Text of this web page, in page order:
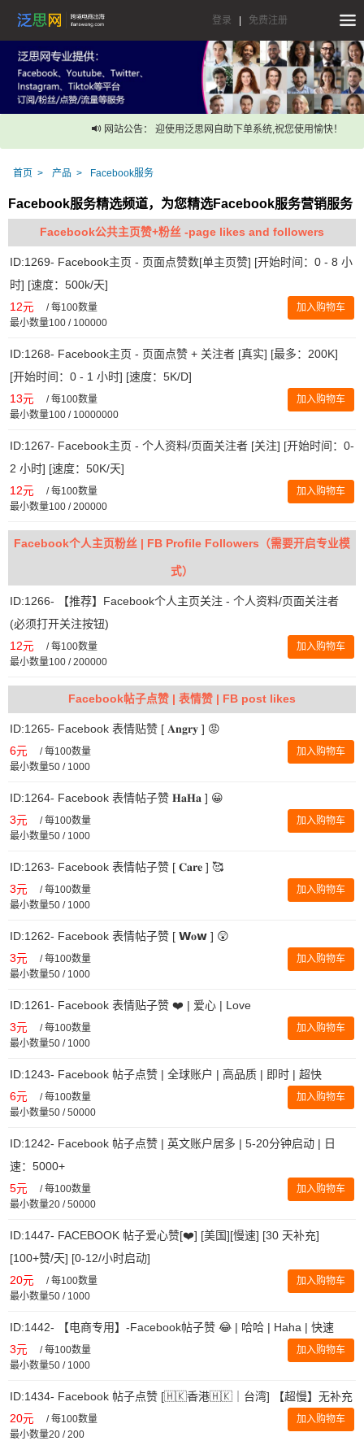
登录 免费注册
网站公告： 迎使用泛思网自助下单系统,祝您使用愉快！
首页 产品 Facebook服务
Facebook服务精选频道，为您精选Facebook服务营销服务
Facebook公共主页赞+粉丝 -page likes and followers
ID:1269- Facebook主页 - 页面点赞数[单主页赞] [开始时间：0 - 8 小
时] [速度：500k/天]
12元 /每100数量
最小数量100 / 100000
加入购物车
ID:1268- Facebook主页 - 页面点赞 + 关注者 [真实] [最多：200K]
[开始时间：0 - 1 小时] [速度：5K/D]
13元 /每100数量
最小数量100 / 10000000
加入购物车
ID:1267- Facebook主页 - 个人资料/页面关注者 [关注] [开始时间：0-
2 小时] [速度：50K/天]
12元 /每100数量
最小数量100 / 200000
加入购物车
Facebook个人主页粉丝 | FB Profile Followers（需要开启专业模
式）
ID:1266- 【推荐】Facebook个人主页关注 - 个人资料/页面关注者
(必须打开关注按钮)
12元 /每100数量
最小数量100 / 200000
加入购物车
Facebook帖子点赞 | 表情赞 | FB post likes
ID:1265- Facebook 表情贴赞 [ 𝐀𝐧𝐠𝐫𝐲 ] 😡
6元 /每100数量
最小数量50 / 1000
加入购物车
ID:1264- Facebook 表情帖子赞 𝐇𝐚𝐇𝐚 ] 😀
3元 /每100数量
最小数量50 / 1000
加入购物车
ID:1263- Facebook 表情帖子赞 [ 𝐂𝐚𝐫𝐞 ] 🥰
3元 /每100数量
最小数量50 / 1000
加入购物车
ID:1262- Facebook 表情帖子赞 [ 𝗪𝐨𝘄 ] 😲
3元 /每100数量
最小数量50 / 1000
加入购物车
ID:1261- Facebook 表情贴子赞 ❤️ | 爱心 | Love
3元 /每100数量
最小数量50 / 1000
加入购物车
ID:1243- Facebook 帖子点赞 | 全球账户 | 高品质 | 即时 | 超快
6元 /每100数量
最小数量50 / 50000
加入购物车
ID:1242- Facebook 帖子点赞 | 英文账户居多 | 5-20分钟启动 | 日
速：5000+
5元 /每100数量
最小数量20 / 50000
加入购物车
ID:1447- FACEBOOK 帖子爱心赞[❤️] [美国][慢速] [30 天补充]
[100+赞/天] [0-12/小时启动]
20元 /每100数量
最小数量50 / 1000
加入购物车
ID:1442- 【电商专用】-Facebook帖子赞 😂 | 哈哈 | Haha | 快速
3元 /每100数量
最小数量50 / 1000
加入购物车
ID:1434- Facebook 帖子点赞 [🇭🇰香港🇭🇰｜台湾] 【超慢】无补充
20元 /每100数量
最小数量20 / 200
加入购物车